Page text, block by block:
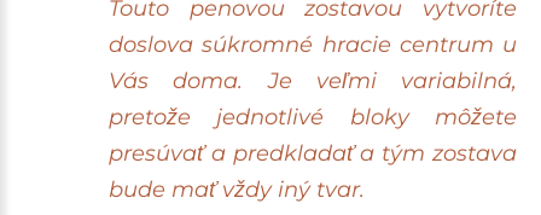
Touto penovou zostavou vytvoríte
doslova súkromné hracie centrum u
Vás doma. Je veľmi variabilná,
pretože jednotlivé bloky môžete
presúvať a predkladať a tým zostava
bude mať vždy iný tvar.